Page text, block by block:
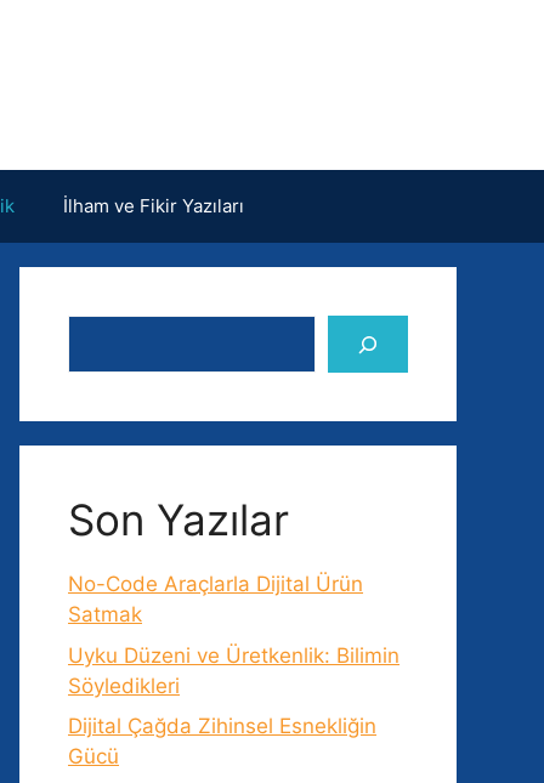
İlham ve Fikir Yazıları
Son Yazılar
No-Code Araçlarla Dijital Ürün
Satmak
Uyku Düzeni ve Üretkenlik: Bilimin
Söyledikleri
Dijital Çağda Zihinsel Esnekliğin
Gücü